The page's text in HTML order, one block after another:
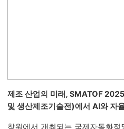
제조 산업의 미래, SMATOF
및 생산제조기술전)에서 AI와 자
창원에서 개최되는 국제자동화정